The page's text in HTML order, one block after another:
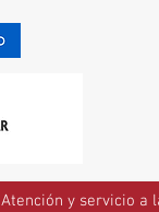
Atención y servicio a